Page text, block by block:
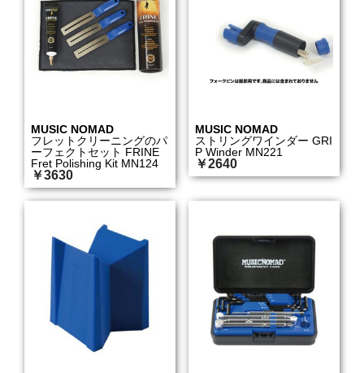
MUSIC NOMAD
フレットクリーニングのパ
ーフェクトセット FRINE
Fret Polishing Kit MN124
￥3630
MUSIC NOMAD
ストリングワインダー GRI
P Winder MN221
￥2640